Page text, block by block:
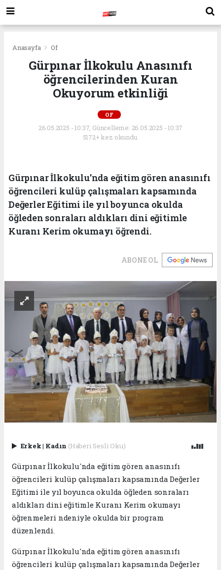
Anasayfa Of
Gürpınar İlkokulu Anasınıfı
öğrencilerinden Kuran
Okuyorum etkinliği
OF
26.05.2025 - 10:37, Güncelleme: 26.05.2025 - 10:37
5172+ kez okundu.
Gürpınar İlkokulu'nda eğitim gören anasınıfı
öğrencileri kulüp çalışmaları kapsamında
Değerler Eğitimi ile yıl boyunca okulda
öğleden sonraları aldıkları dini eğitimle
Kuranı Kerim okumayı öğrendi.
ABONE OL
Erkek| Kadın (Haberi Sesli Oku)
Gürpınar İlkokulu'nda eğitim gören anasınıfı
öğrencileri kulüp çalışmaları kapsamında Değerler
Eğitimi ile yıl boyunca okulda öğleden sonraları
aldıkları dini eğitimle Kuranı Kerim okumayı
öğrenmeleri ndeniyle okulda bir program
düzenlendi.
Gürpınar İlkokulu'nda eğitim gören anasınıfı
öğrencileri kulüp çalışmaları kapsamında Değerler